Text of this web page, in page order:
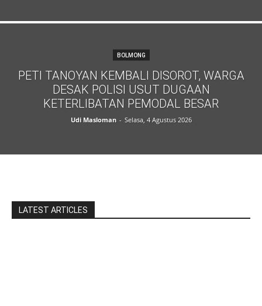
BOLMONG
PETI TANOYAN KEMBALI DISOROT, WARGA
DESAK POLISI USUT DUGAAN
KETERLIBATAN PEMODAL BESAR
Udi Masloman - Selasa, 4 Agustus 2026
LATEST ARTICLES